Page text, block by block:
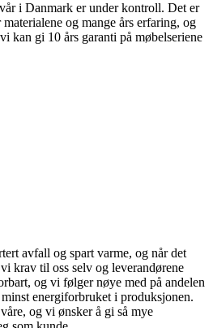
i Danmark er under kontroll. Det er
og mange års erfaring, og
kan gi 10 års garanti på møbelseriene
avfall og spart varme, og når det
krav til oss selv og leverandørene
og vi følger nøye med på andelen
energiforbruket i produksjonen.
og vi ønsker å gi så mye